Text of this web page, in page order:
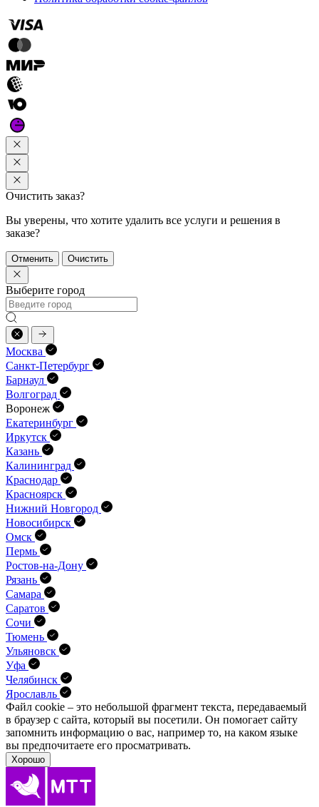
Очистить заказ?
Вы уверены, что хотите удалить все услуги и решения в
заказе?
Отменить Очистить
Выберите город
Москва
Санкт-Петербург
Барнаул
Волгоград
Воронеж
Екатеринбург
Иркутск
Казань
Калининград
Краснодар
Красноярск
Нижний Новгород
Новосибирск
Омск
Пермь
Ростов-на-Дону
Рязань
Самара
Саратов
Сочи
Тюмень
Ульяновск
Уфа
Челябинск
Ярославль
Файл cookie – это небольшой фрагмент текста, передава­емый
в браузер с сайта, который вы посетили. Он помо­гает сайту
запомнить информацию о вас, например то, на каком языке
вы предпочитаете его просматривать.
Хорошо